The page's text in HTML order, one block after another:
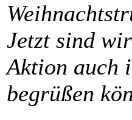
Jetzt sind
Aktion auch
begrüßen